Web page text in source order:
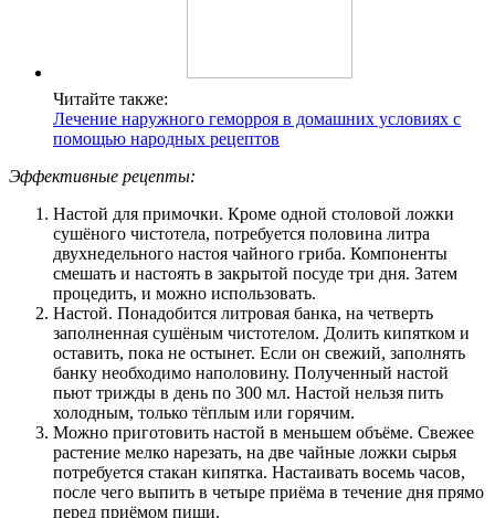
Читайте также:
Лечение наружного геморроя в домашних условиях с
помощью народных рецептов
Эффективные рецепты:
Настой для примочки. Кроме одной столовой ложки
сушёного чистотела, потребуется половина литра
двухнедельного настоя чайного гриба. Компоненты
смешать и настоять в закрытой посуде три дня. Затем
процедить, и можно использовать.
Настой. Понадобится литровая банка, на четверть
заполненная сушёным чистотелом. Долить кипятком и
оставить, пока не остынет. Если он свежий, заполнять
банку необходимо наполовину. Полученный настой
пьют трижды в день по 300 мл. Настой нельзя пить
холодным, только тёплым или горячим.
Можно приготовить настой в меньшем объёме. Свежее
растение мелко нарезать, на две чайные ложки сырья
потребуется стакан кипятка. Настаивать восемь часов,
после чего выпить в четыре приёма в течение дня прямо
перед приёмом пищи.